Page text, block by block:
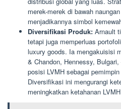
merek-merek di bawah
menjadikannya simbol
Diversifikasi Produk: Arnault
tetapi juga memperluas
luxury goods. Ia mengakuisisi
& Chandon, Hennessy,
posisi LVMH sebagai
Diversifikasi ini mengurangi
meningkatkan ketahanan